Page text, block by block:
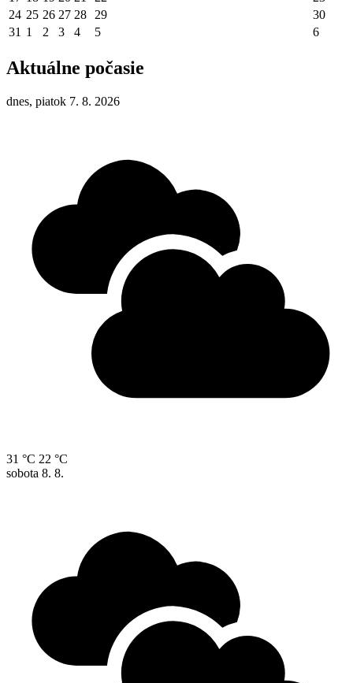
24 25 26 27 28 29
30
31 1 2 3 4 5 6
Aktuálne počasie
dnes, piatok 7. 8. 2026
31 °C 22 °C
sobota 8. 8.